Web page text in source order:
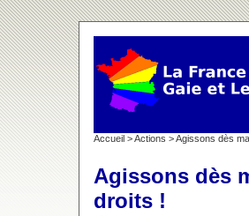
Accueil >Actions > Agissons dès
Agissons dès
droits !